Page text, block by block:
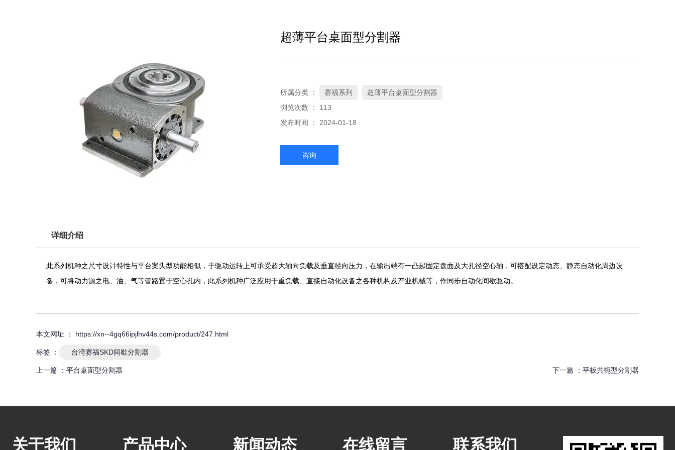
超薄平台桌面型分割器
所属分类 ： 赛福系列
超薄平台桌面型分割器
浏览次数 ： 113
发布时间 ： 2024-01-18
咨询
详细介绍
此系列机种之尺寸设计特性与平台案头型功能相似，于驱动运转上可承受超大轴向负载及垂直径向压力，在输出端有一凸起固定盘面及大孔径空心轴，可搭配设定动态、静态自动化周边设
备，可将动力源之电、油、气等管路置于空心孔内，此系列机种广泛应用于重负载、直接自动化设备之各种机构及产业机械等，作同步自动化间歇驱动。
本文网址 ： https://xn--4gq66ipjlhv44s.com/product/247.html
标签 ： 台湾赛福SKD间歇分割器
上一篇 ： 平台桌面型分割器 下一篇 ： 平板共軛型分割器
关于我们 产品中心 新闻动态 在线留言 联系我们